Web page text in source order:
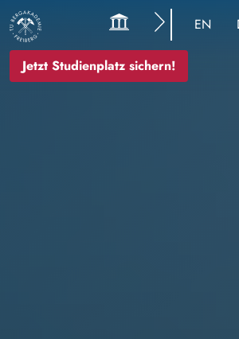
Jetzt Studienplatz sichern!
EN
Bild